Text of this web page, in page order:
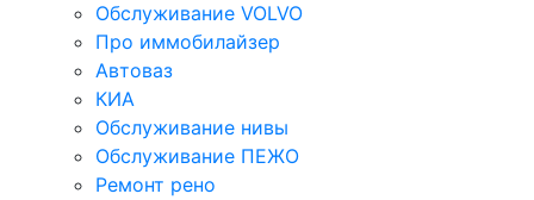
Обслуживание VOLVO
Про иммобилайзер
Автоваз
КИА
Обслуживание нивы
Обслуживание ПЕЖО
Ремонт рено